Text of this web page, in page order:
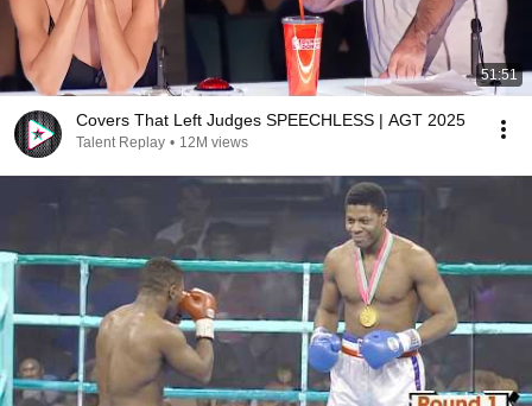
51:51
Covers That Left Judges SPEECHLESS | AGT 2025
Talent Replay • 12M views